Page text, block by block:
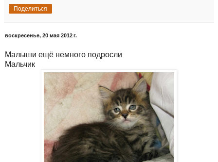
Поделиться
воскресенье, 20 мая 2012 г.
Малыши ещё немного подросли
Мальчик